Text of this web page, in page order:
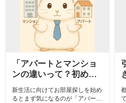
「アパートとマンショ
ンの違いって？初めて
の一人暮らしに役立つ
基礎知識」
新生活に向けてお部屋探しを始め
るとまず気になるのが「アパート